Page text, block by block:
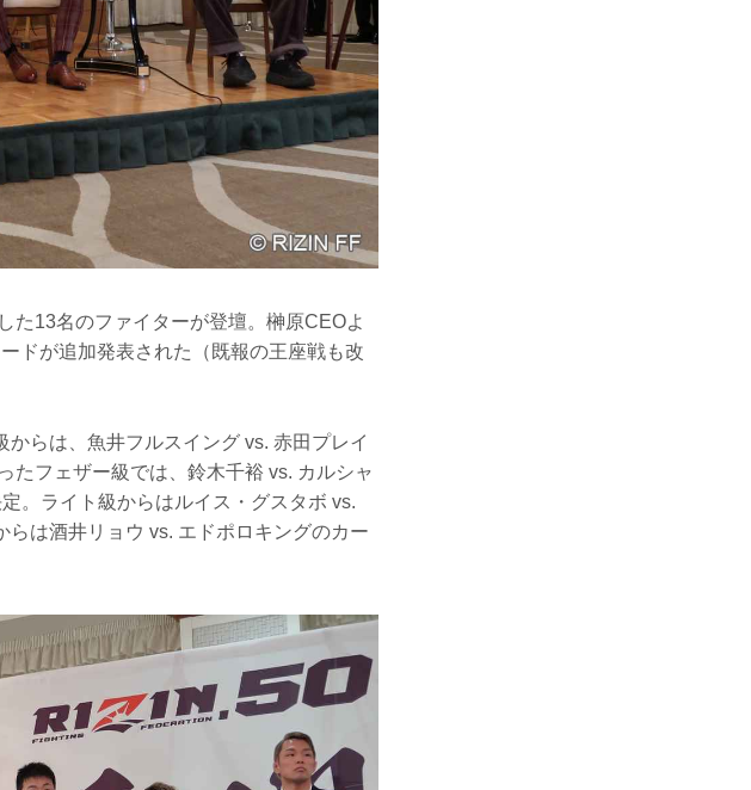
た13名のファイターが登壇。榊原CEOよ
ドが追加発表された（既報の王座戦も改
らは、魚井フルスイング vs. 赤田プレイ
たフェザー級では、鈴木千裕 vs. カルシャ
。ライト級からはルイス・グスタボ vs.
は酒井リョウ vs. エドポロキングのカー